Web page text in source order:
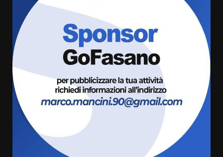
Grazia Neglia, coordinatrice
cittadina di Fratelli d’Italia,
pronta a tornare in Consiglio
comunale
6 Agosto 2026 08:00
Cura dei beni comuni e
cittadinanza attiva: online
l’avviso per la gestione
condivisa della Villetta di